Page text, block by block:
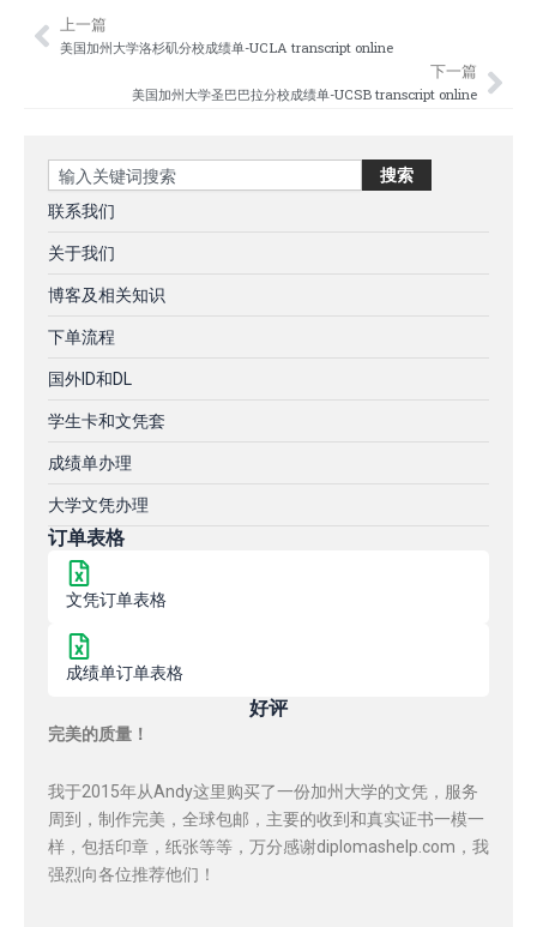
Prev
上一篇
美国加州大学洛杉矶分校成绩单-UCLA transcript online
下一篇
美国加州大学圣巴巴拉分校成绩单-UCSB transcript online
Search 搜索
联系我们
关于我们
博客及相关知识
下单流程
国外ID和DL
学生卡和文凭套
成绩单办理
大学文凭办理
订单表格
文凭订单表格
成绩单订单表格
好评
完美的质量！
我于2015年从Andy这里购买了一份加州大学的文凭，服务
周到，制作完美，全球包邮，主要的收到和真实证书一模一
样，包括印章，纸张等等，万分感谢diplomashelp.com，我
强烈向各位推荐他们！